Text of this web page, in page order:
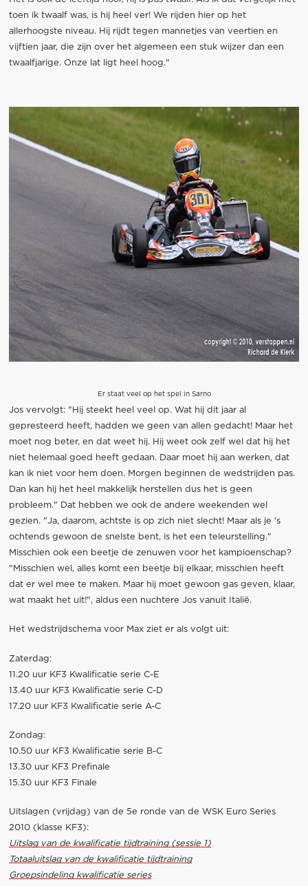
toen ik twaalf was, is hij heel ver! We rijden hier op het
allerhoogste niveau. Hij rijdt tegen mannetjes van veertien en
vijftien jaar, die zijn over het algemeen een stuk wijzer dan een
twaalfjarige. Onze lat ligt heel hoog."
Er staat veel op het spel in Sarno
Jos vervolgt: "Hij steekt heel veel op. Wat hij dit jaar al
gepresteerd heeft, hadden we geen van allen gedacht! Maar het
moet nog beter, en dat weet hij. Hij weet ook zelf wel dat hij het
niet helemaal goed heeft gedaan. Daar moet hij aan werken, dat
kan ik niet voor hem doen. Morgen beginnen de wedstrijden pas.
Dan kan hij het heel makkelijk herstellen dus het is geen
probleem." Dat hebben we ook de andere weekenden wel
gezien. "Ja, daarom, achtste is op zich niet slecht! Maar als je 's
ochtends gewoon de snelste bent, is het een teleurstelling."
Misschien ook een beetje de zenuwen voor het kampioenschap?
"Misschien wel, alles komt een beetje bij elkaar, misschien heeft
dat er wel mee te maken. Maar hij moet gewoon gas geven, klaar,
wat maakt het uit!", aldus een nuchtere Jos vanuit Italië.
Het wedstrijdschema voor Max ziet er als volgt uit:
Zaterdag:
11.20 uur KF3 Kwalificatie serie C-E
13.40 uur KF3 Kwalificatie serie C-D
17.20 uur KF3 Kwalificatie serie A-C
Zondag:
10.50 uur KF3 Kwalificatie serie B-C
13.30 uur KF3 Prefinale
15.30 uur KF3 Finale
Uitslagen (vrijdag) van de 5e ronde van de WSK Euro Series
2010 (klasse KF3):
Uitslag van de kwalificatie tijdtraining (sessie 1)
Totaaluitslag van de kwalificatie tijdtraining
Groepsindeling kwalificatie series